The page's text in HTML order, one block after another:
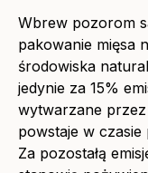
Wbrew pozorom
pakowanie mięsa
środowiska
jedynie za 15%
wytwarzane
powstaje w
Za pozostałą